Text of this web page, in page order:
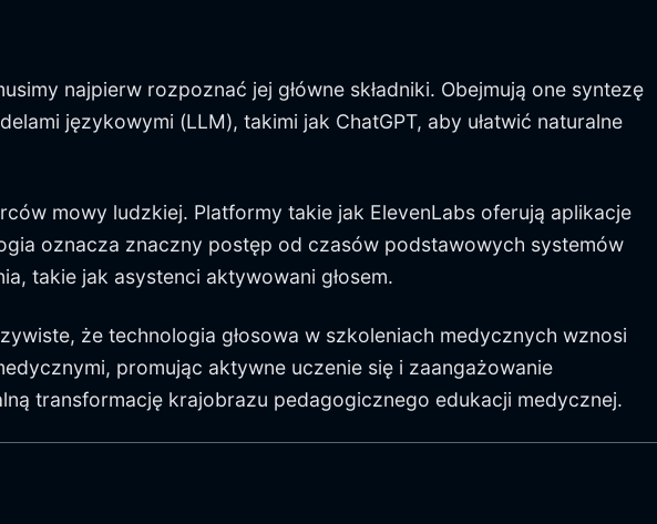
najpierw rozpoznać jej główne składniki. Obejmują one syntezę
językowymi (LLM), takimi jak ChatGPT, aby ułatwić naturalne
mowy ludzkiej. Platformy takie jak ElevenLabs oferują aplikacje
oznacza znaczny postęp od czasów podstawowych systemów
takie jak asystenci aktywowani głosem.
że technologia głosowa w szkoleniach medycznych wznosi
promując aktywne uczenie się i zaangażowanie
transformację krajobrazu pedagogicznego edukacji medycznej.